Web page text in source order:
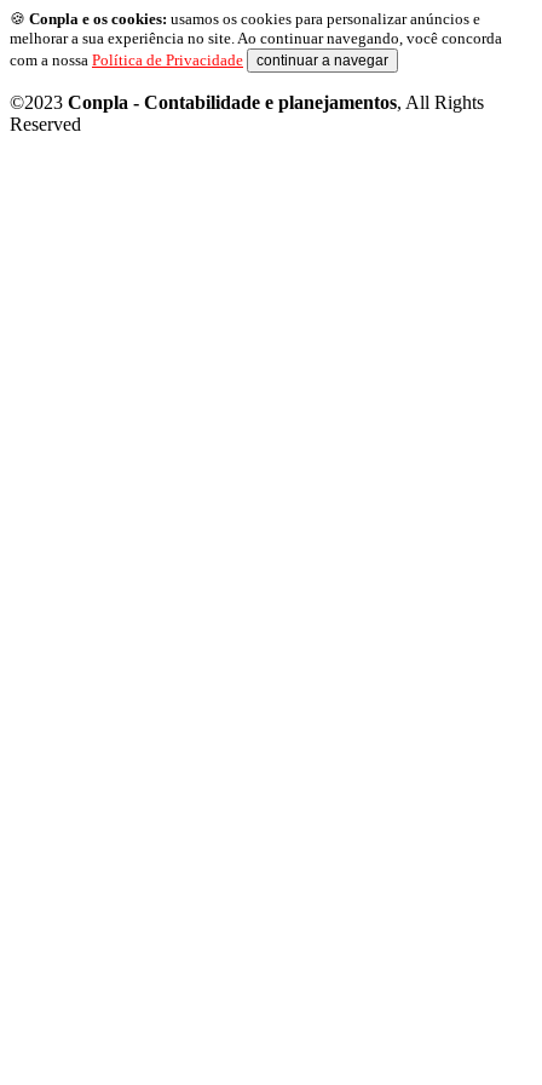
🍪 Conpla e os cookies: usamos os cookies para personalizar anúncios e
melhorar a sua experiência no site. Ao continuar navegando, você concorda
com a nossa Política de Privacidade continuar a navegar
©2023 Conpla - Contabilidade e planejamentos, All Rights
Reserved